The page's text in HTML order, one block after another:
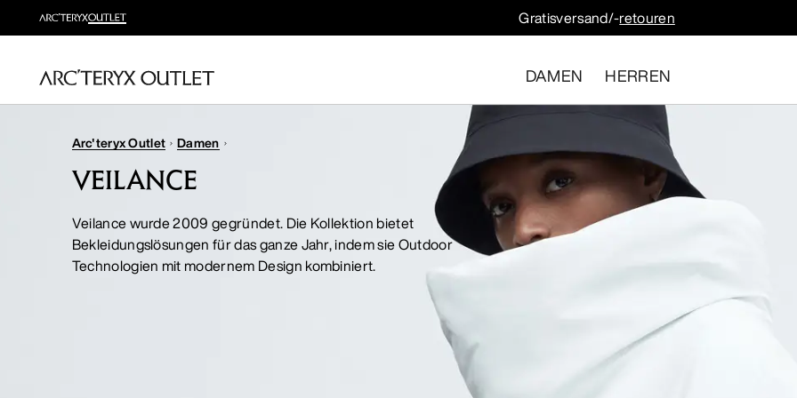
Gratisversand/-retouren
DAMEN HERREN
Arc'teryx Outlet Damen
VEILANCE
Veilance wurde 2009 gegründet. Die Kollektion bietet
Bekleidungslösungen für das ganze Jahr, indem sie Outdoor
Technologien mit modernem Design kombiniert.